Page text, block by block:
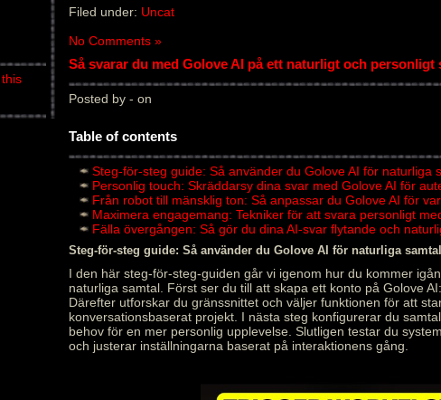
Filed under: Uncat
No Comments »
Så svarar du med Golove AI på ett naturligt och personligt
Posted by - on
Table of contents
Steg-för-steg guide: Så använder du Golove AI för naturliga
Personlig touch: Skräddarsy dina svar med Golove AI för
Från robot till mänsklig ton: Så anpassar du Golove AI för
Maximera engagemang: Tekniker för att svara personligt
Fälla övergången: Så gör du dina AI-svar flytande och
Steg-för-steg guide: Så använder du Golove AI för naturliga samtal
I den här steg-för-steg-guiden går vi igenom hur du kommer
naturliga samtal. Först ser du till att skapa ett konto på Golove
Därefter utforskar du gränssnittet och väljer funktionen för att
konversationsbaserat projekt. I nästa steg konfigurerar du
behov för en mer personlig upplevelse. Slutligen testar du
och justerar inställningarna baserat på interaktionens gång.